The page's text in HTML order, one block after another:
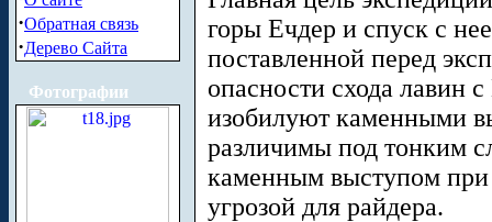
·Обратная связь
·Дерево Сайта
Фотографии
горы Ечдер и спуск с
поставленной перед
опасности схода лавин
изобилуют каменными
различимы под тонким
каменным выступом при
угрозой для райдера.